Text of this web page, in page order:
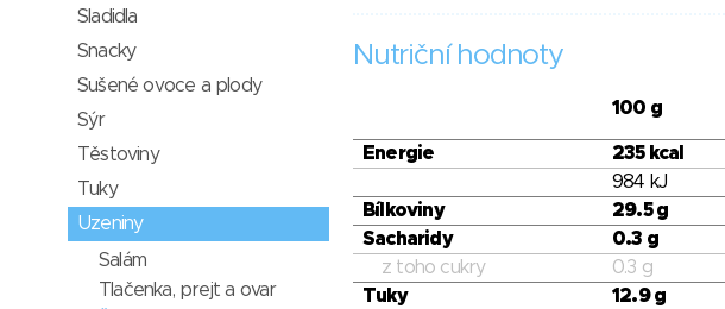
Nutriční hodnoty
100 g
Energie 235 kcal
984 kJ
Bílkoviny
29.5 g
Sacharidy
0.3 g
z toho cukry
0.3 g
Tuky
12.9 g
Sladidla
Snacky
Sušené ovoce a plody
Sýr
Těstoviny
Tuky
Uzeniny
Salám
Tlačenka, prejt a ovar